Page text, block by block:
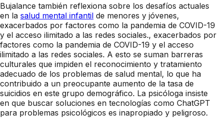
Bujalance también reflexiona sobre los desafíos actuales
en la salud mental infantil de menores y jóvenes,
exacerbados por factores como la pandemia de COVID-19
y el acceso ilimitado a las redes sociales., exacerbados por
factores como la pandemia de COVID-19 y el acceso
ilimitado a las redes sociales. A esto se suman barreras
culturales que impiden el reconocimiento y tratamiento
adecuado de los problemas de salud mental, lo que ha
contribuido a un preocupante aumento de la tasa de
suicidios en este grupo demográfico. La psicóloga insiste
en que buscar soluciones en tecnologías como ChatGPT
para problemas psicológicos es inapropiado y peligroso.